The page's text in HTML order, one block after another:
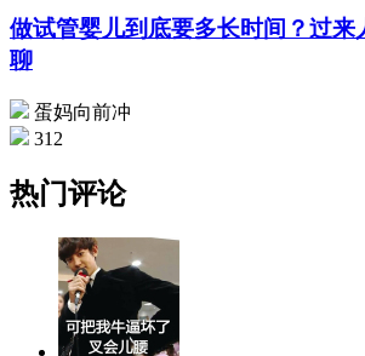
做试管婴儿到底要多长时间？过来
聊
蛋妈向前冲
312
热门评论